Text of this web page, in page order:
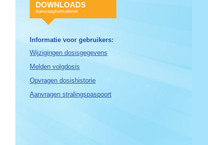
DOWNLOADS
Aanvraagformulieren
Informatie voor gebruikers:
Wijzigingen dosisgegevens
Melden volgdosis
Opvragen dosishistorie
Aanvragen stralingspaspoort